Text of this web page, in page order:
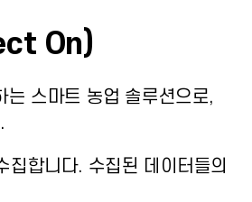
On)
스마트 농업 솔루션으로,
집합니다. 수집된 데이터들의